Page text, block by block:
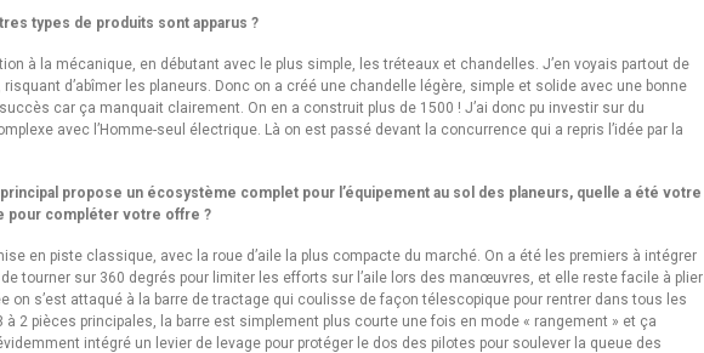
types de produits sont apparus ?
à la mécanique, en débutant avec le plus simple, les tréteaux et chandelles. J’en voyais partout de
d’abîmer les planeurs. Donc on a créé une chandelle légère, simple et solide avec une bonne
car ça manquait clairement. On en a construit plus de 1500 ! J’ai donc pu investir sur du
avec l’Homme-seul électrique. Là on est passé devant la concurrence qui a repris l’idée par la
propose un écosystème complet pour l’équipement au sol des planeurs, quelle a été votre
pour compléter votre offre ?
en piste classique, avec la roue d’aile la plus compacte du marché. On a été les premiers à intégrer
tourner sur 360 degrés pour limiter les efforts sur l’aile lors des manœuvres, et elle reste facile à plier
on s’est attaqué à la barre de tractage qui coulisse de façon télescopique pour rentrer dans tous les
à 2 pièces principales, la barre est simplement plus courte une fois en mode « rangement » et ça
intégré un levier de levage pour protéger le dos des pilotes pour soulever la queue des